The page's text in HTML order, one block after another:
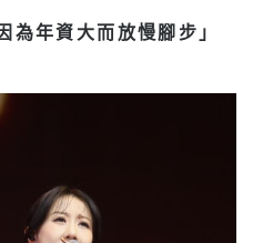
年資大而放慢腳步」